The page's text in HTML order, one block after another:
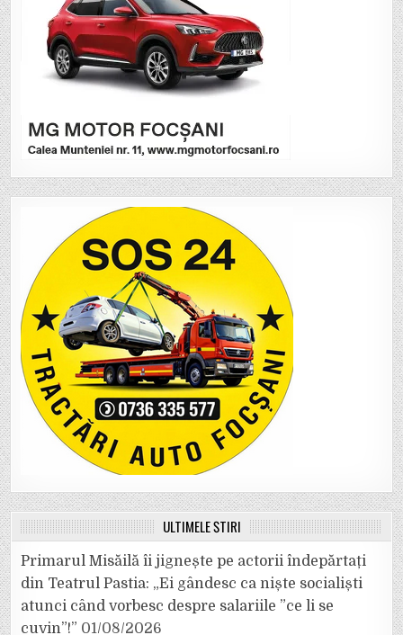
ULTIMELE ȘTIRI
Primarul Misăilă îi jignește pe actorii îndepărtați
din Teatrul Pastia: „Ei gândesc ca niște socialiști
atunci când vorbesc despre salariile ”ce li se
cuvin”!” 01/08/2026